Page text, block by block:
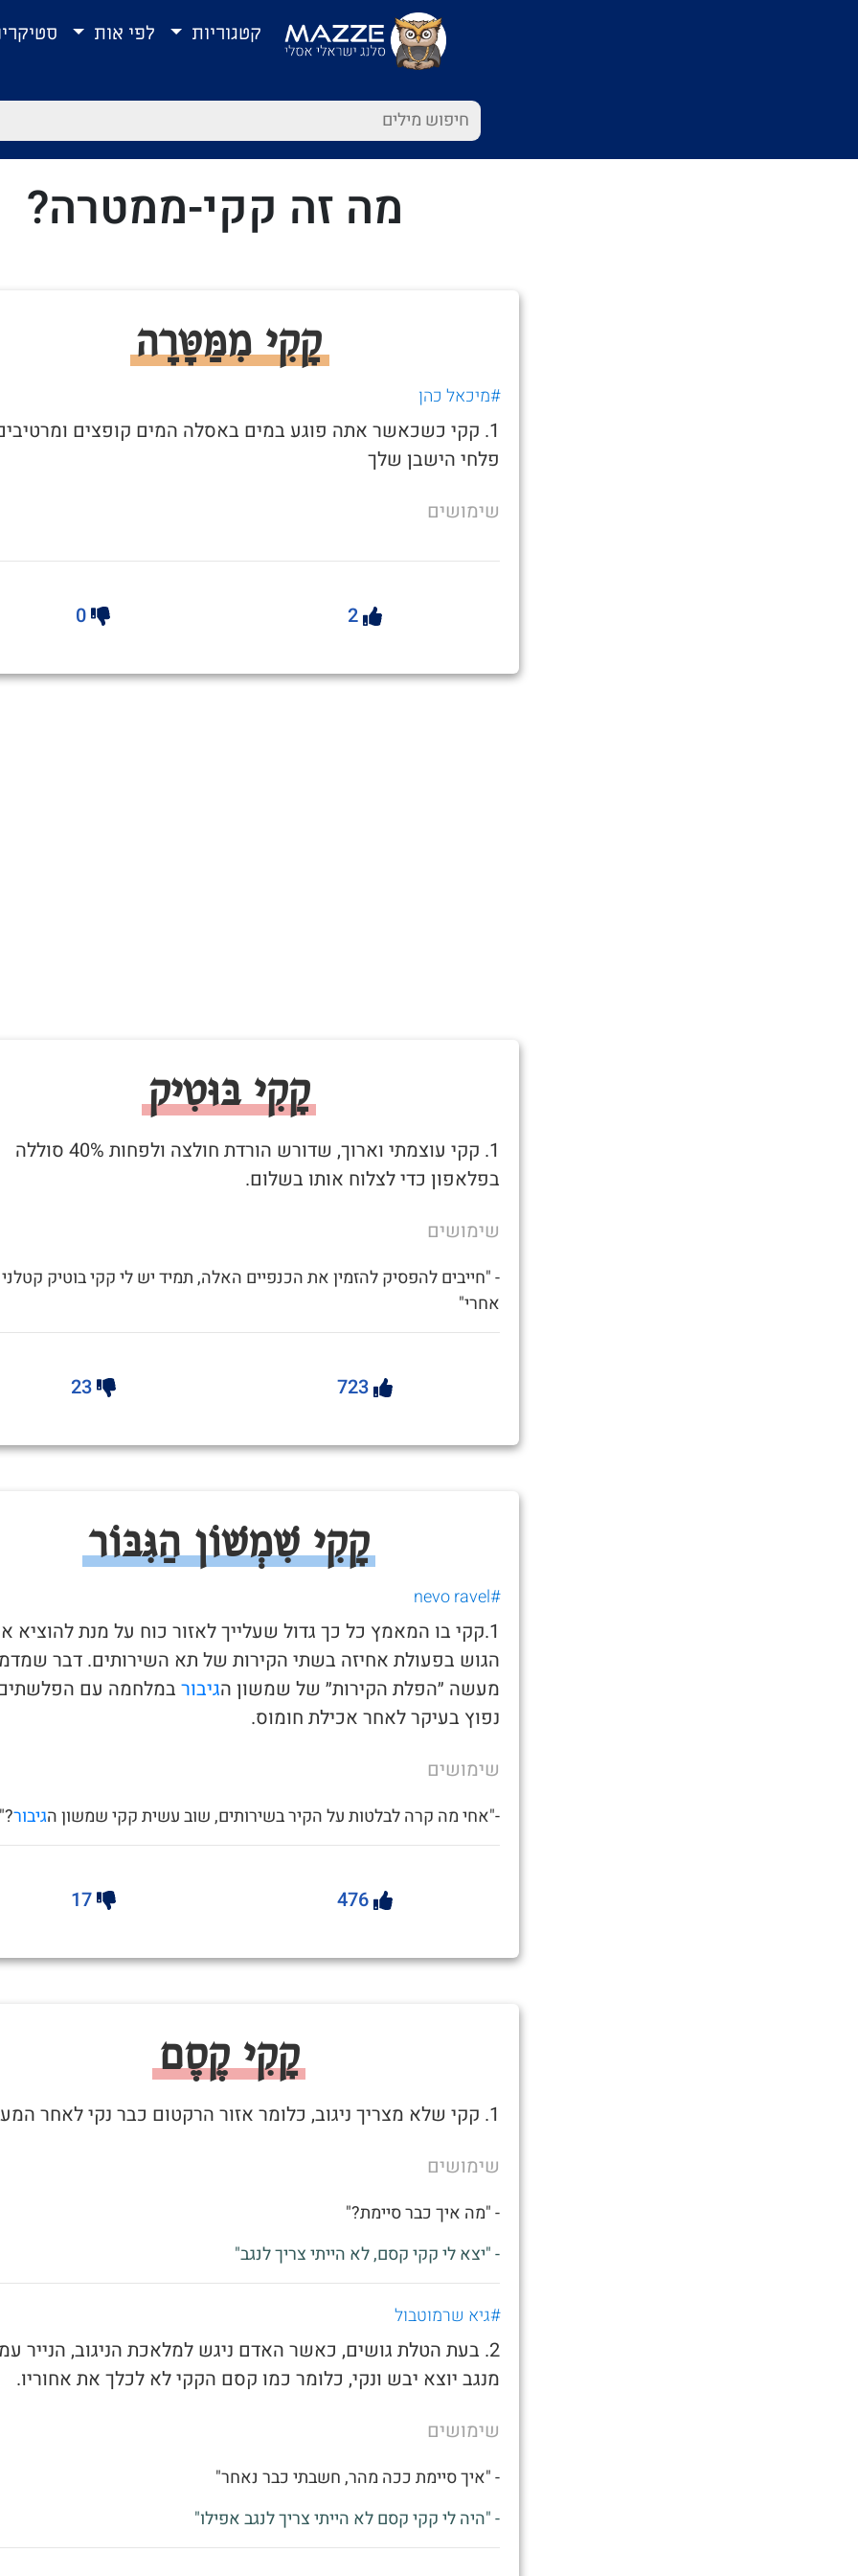
קטגוריות לפי אות
מה זה קקי-ממטרה?
קָקִי מִמַּטָּרָה
#מיכאל כהן
1. קקי כשכאשר אתה פוגע במים באסלה המים קופצים
פלחי הישבן שלך
שימושים
2
0
קָקִי בּוּטִיק
1. קקי עוצמתי וארוך, שדורש הורדת חולצה ולפחות 40% סוללה
בפלאפון כדי לצלוח אותו בשלום.
שימושים
- "חייבים להפסיק להזמין את הכנפיים האלה, תמיד יש לי קקי בוטיק קטלני
אחרי"
723
23
קָקִי שִׁמְשׁוֹן הַגִּבּוֹר
#nevo ravel
1.קקי בו המאמץ כל כך גדול שעלייך לאזור כוח על מנת להוציא
הגוש בפעולת אחיזה בשתי הקירות של תא השירותים. דבר
מעשה ״הפלת הקירות״ של שמשון הגיבורבמלחמה עם
נפוץ בעיקר לאחר אכילת חומוס.
שימושים
-"אחי מה קרה לבלטות על הקיר בשירותים, שוב עשית קקי שמשון הגיבור?"
476
17
קָקִי קֶסֶם
1. קקי שלא מצריך ניגוב, כלומר אזור הרקטום כבר נקי לאחר המעשה.
שימושים
- "מה איך כבר סיימת?"
- "יצא לי קקי קסם, לא הייתי צריך לנגב"
#גיא שרמוטבול
2. בעת הטלת גושים, כאשר האדם ניגש למלאכת הניגוב, הנייר
מנגב יוצא יבש ונקי, כלומר כמו קסם הקקי לא לכלך את אחוריו.
שימושים
- "איך סיימת ככה מהר, חשבתי כבר נאחר"
- "היה לי קקי קסם לא הייתי צריך לנגב אפילו"